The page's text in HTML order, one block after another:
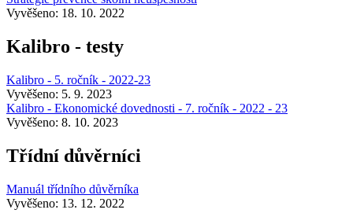
Vyvěšeno: 18. 10. 2022
Kalibro - testy
Kalibro - 5. ročník - 2022-23
Vyvěšeno: 5. 9. 2023
Kalibro - Ekonomické dovednosti - 7. ročník - 2022 - 23
Vyvěšeno: 8. 10. 2023
Třídní důvěrníci
Manuál třídního důvěrníka
Vyvěšeno: 13. 12. 2022